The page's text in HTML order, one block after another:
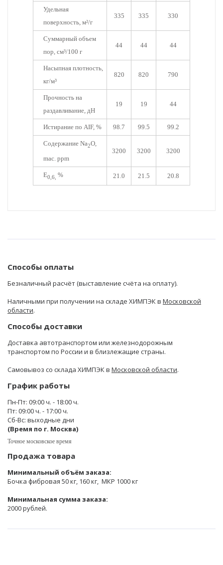
Удельная
поверхность, м²/г
335 335 330
Суммарный объем
пор, см³/100 г
44 44 44
Насыпная плотность,
кг/м³
820 820 790
Прочность на
раздавливание, дН
19 19 44
Истирание по AIF, % 98.7 99.5 99.2
Содержание Na2O,
mac. ppm
3200 3200 3200
E0,6, % 21.0 21.5 20.8
Способы оплаты
Безналичный расчёт (выставление счёта на оплату).
Наличными при получении на складе ХИМПЭК в Московской
области.
Способы доставки
Доставка автотранспортом или железнодорожным
транспортом по России и в близлежащие страны.
Самовывоз со склада ХИМПЭК в Московской области.
График работы
Пн-Пт: 09:00 ч. - 18:00 ч.
Пт: 09:00 ч. - 17:00 ч.
Сб-Вс: выходные дни
(Время по г. Москва)
Точное московское время
Продажа товара
Минимальный объём заказа:
Бочка фибровая 50 кг, 160 кг, МКР 1000 кг
Минимальная сумма заказа:
2000 рублей.